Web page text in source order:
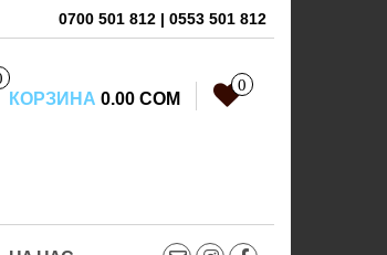
0700 501 812 | 0553 501 812
КОРЗИНА 0.00 СОМ
0